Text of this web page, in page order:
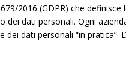
2016 (GDPR) che
dati personali. Ogni
dati personali “in